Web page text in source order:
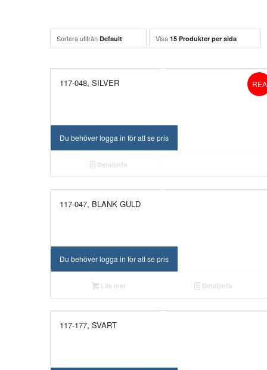
Sortera utifrån Default Visa 15 Produkter per sida
117-048, SILVER REA
Du behöver logga in för att se pris
Detaljinfo
117-047, BLANK GULD
Du behöver logga in för att se pris
Läs mer Detaljinfo
117-177, SVART